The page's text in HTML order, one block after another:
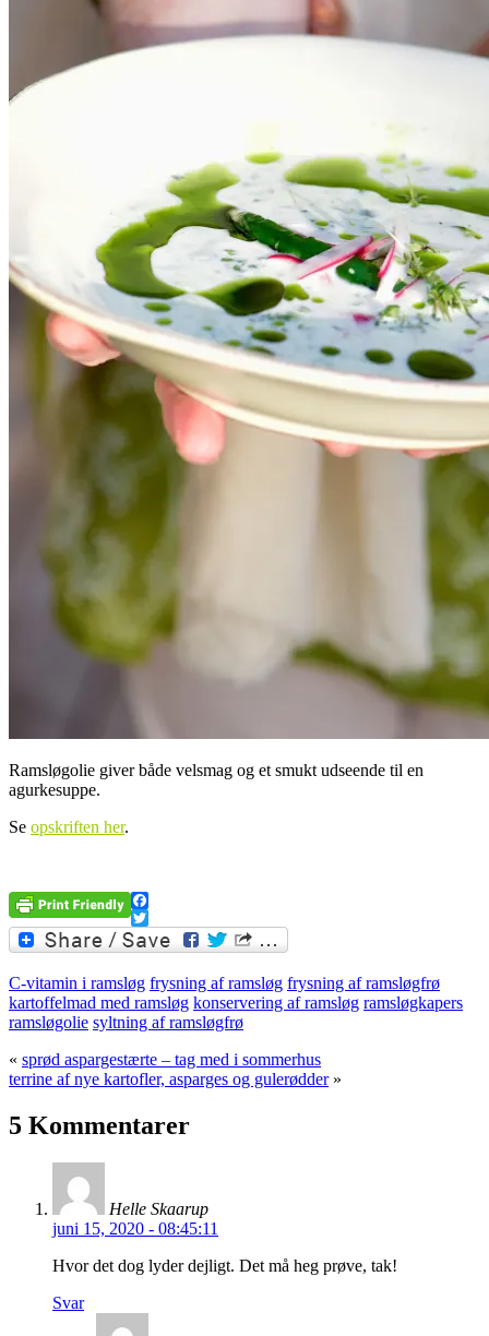
Ramsløgolie giver både velsmag og et smukt udseende til en
agurkesuppe.
Se opskriften her.
Facebook
Twitter
C-vitamin i ramsløg frysning af ramsløg frysning af ramsløgfrø
kartoffelmad med ramsløg konservering af ramsløg ramsløgkapers
ramsløgolie syltning af ramsløgfrø
« sprød aspargestærte – tag med i sommerhus
terrine af nye kartofler, asparges og gulerødder»
5 Kommentarer
Helle Skaarup
juni 15, 2020 - 08:45:11
Hvor det dog lyder dejligt. Det må heg prøve, tak!
Svar